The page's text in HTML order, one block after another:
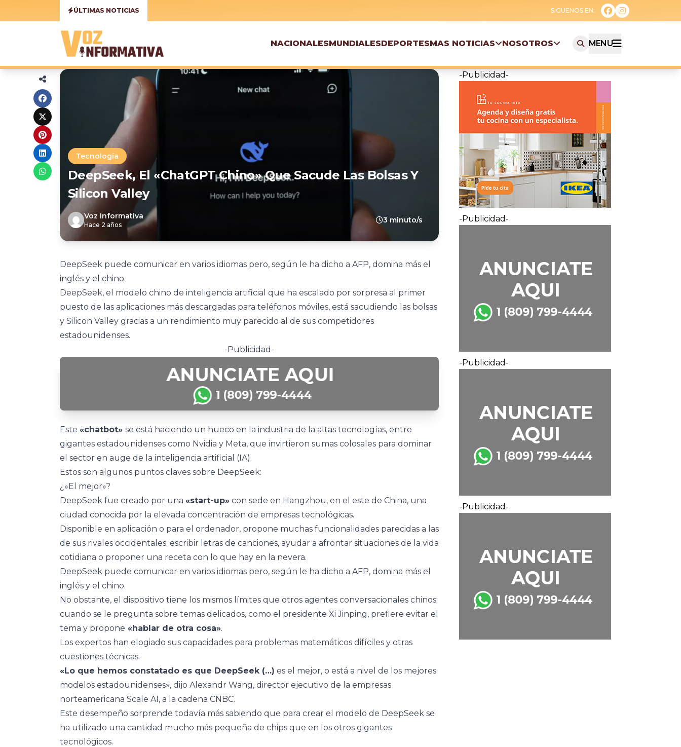
ÚLTIMAS NOTICIAS
NACIONALESMUNDIALESDEPORTESMAS NOTICIAS NOSOTROS MENU
Tecnología
DeepSeek, El «ChatGPT Chino» Que Sacude Las Bolsas Y
Silicon Valley
Voz Informativa
Hace 2 años
3 minuto/s
DeepSeek puede comunicar en varios idiomas pero, según le ha dicho a AFP, domina más el
inglés y el chino
DeepSeek, el modelo chino de inteligencia artificial que ha escalado por sorpresa al primer
puesto de las aplicaciones más descargadas para teléfonos móviles, está sacudiendo las bolsas
y Silicon Valley gracias a un rendimiento muy parecido al de sus competidores
estadounidenses.
-Publicidad-
Este «chatbot» se está haciendo un hueco en la industria de la altas tecnologías, entre
gigantes estadounidenses como Nvidia y Meta, que invirtieron sumas colosales para dominar
el sector en auge de la inteligencia artificial (IA).
Estos son algunos puntos claves sobre DeepSeek:
¿»El mejor»?
DeepSeek fue creado por una «start-up» con sede en Hangzhou, en el este de China, una
ciudad conocida por la elevada concentración de empresas tecnológicas.
Disponible en aplicación o para el ordenador, propone muchas funcionalidades parecidas a las
de sus rivales occidentales: escribir letras de canciones, ayudar a afrontar situaciones de la vida
cotidiana o proponer una receta con lo que hay en la nevera.
DeepSeek puede comunicar en varios idiomas pero, según le ha dicho a AFP, domina más el
inglés y el chino.
No obstante, el dispositivo tiene los mismos límites que otros agentes conversacionales chinos:
cuando se le pregunta sobre temas delicados, como el presidente Xi Jinping, prefiere evitar el
tema y propone «hablar de otra cosa».
Los expertos han elogiado sus capacidades para problemas matemáticos difíciles y otras
cuestiones técnicas.
«Lo que hemos constatado es que DeepSeek (…) es el mejor, o está a nivel de los mejores
modelos estadounidenses», dijo Alexandr Wang, director ejecutivo de la empresas
norteamericana Scale AI, a la cadena CNBC.
Este desempeño sorprende todavía más sabiendo que para crear el modelo de DeepSeek se
ha utilizado una cantidad mucho más pequeña de chips que en los otros gigantes
tecnológicos.
-Publicidad-
-Publicidad-
-Publicidad-
-Publicidad-